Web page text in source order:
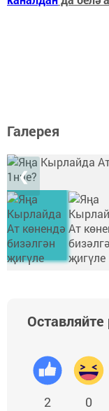
Галерея
❮
Оставляйте
2 0